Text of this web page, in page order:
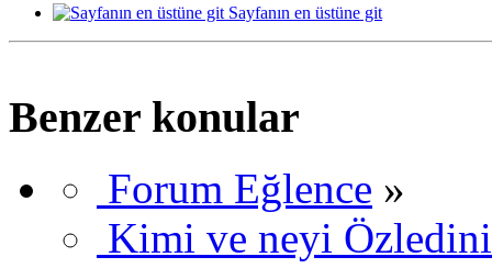
Sayfanın en üstüne git
Benzer konular
Forum Eğlence »
Kimi ve neyi